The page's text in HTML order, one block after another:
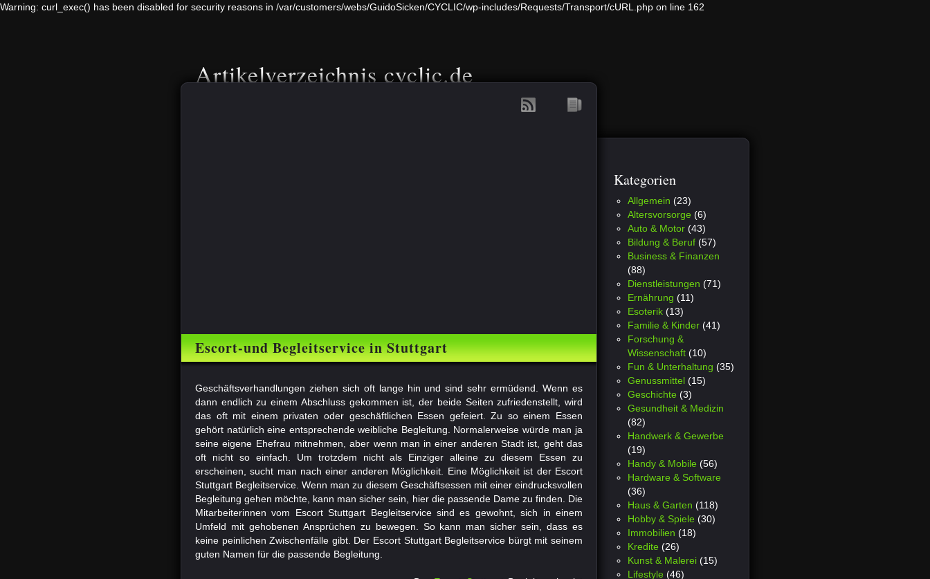
Warning: curl_exec() has been disabled for security reasons in /var/customers/webs/GuidoSicken/CYCLIC/wp-includes/Requests/Transport/cURL.php on line 162
Artikelverzeichnis cyclic.de
Escort-und Begleitservice in Stuttgart
Geschäftsverhandlungen ziehen sich oft lange hin und sind sehr ermüdend. Wenn es
dann endlich zu einem Abschluss gekommen ist, der beide Seiten zufriedenstellt, wird
das oft mit einem privaten oder geschäftlichen Essen gefeiert. Zu so einem Essen
gehört natürlich eine entsprechende weibliche Begleitung. Normalerweise würde man ja
seine eigene Ehefrau mitnehmen, aber wenn man in einer anderen Stadt ist, geht das
oft nicht so einfach. Um trotzdem nicht als Einziger alleine zu diesem Essen zu
erscheinen, sucht man nach einer anderen Möglichkeit. Eine Möglichkeit ist der Escort
Stuttgart Begleitservice. Wenn man zu diesem Geschäftsessen mit einer eindrucksvollen
Begleitung gehen möchte, kann man sicher sein, hier die passende Dame zu finden. Die
Mitarbeiterinnen vom Escort Stuttgart Begleitservice sind es gewohnt, sich in einem
Umfeld mit gehobenen Ansprüchen zu bewegen. So kann man sicher sein, dass es
keine peinlichen Zwischenfälle gibt. Der Escort Stuttgart Begleitservice bürgt mit seinem
guten Namen für die passende Begleitung.
Kategorien
Allgemein (23)
Altersvorsorge (6)
Auto & Motor (43)
Bildung & Beruf (57)
Business & Finanzen
(88)
Dienstleistungen (71)
Ernährung (11)
Esoterik (13)
Familie & Kinder (41)
Forschung &
Wissenschaft (10)
Fun & Unterhaltung (35)
Genussmittel (15)
Geschichte (3)
Gesundheit & Medizin
(82)
Handwerk & Gewerbe
(19)
Handy & Mobile (56)
Hardware & Software
(36)
Haus & Garten (118)
Hobby & Spiele (30)
Immobilien (18)
Kredite (26)
Kunst & Malerei (15)
Lifestyle (46)